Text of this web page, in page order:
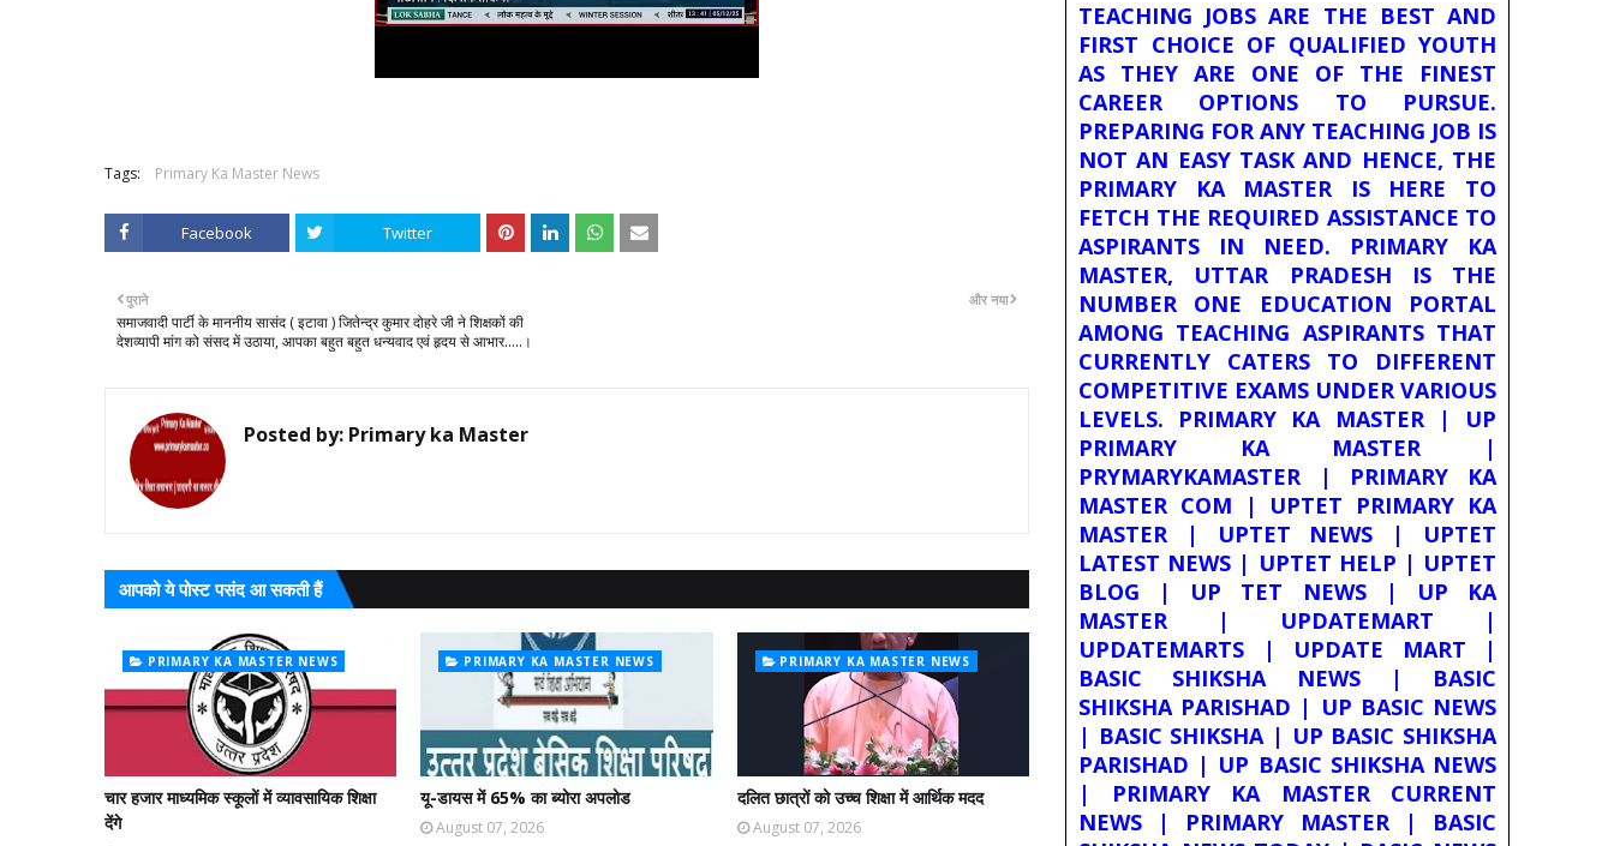
Tags: Primary Ka Master News
Facebook Twitter
और नया
पुराने
समाजवादी पार्टी के माननीय सासंद ( इटावा ) जितेन्द्र कुमार दोहरे जी ने शिक्षकों की
देशव्यापी मांग को संसद में उठाया, आपका बहुत बहुत धन्यवाद एवं हृदय से आभार.....।
Posted by: Primary ka Master
आपको ये पोस्ट पसंद आ सकती हैं
PRIMARY KA MASTER NEWS
चार हजार माध्यमिक स्कूलों में व्यावसायिक शिक्षा
देंगे
PRIMARY KA MASTER NEWS
यू-डायस में 65% का ब्योरा अपलोड
August 07, 2026
PRIMARY KA MASTER NEWS
दलित छात्रों को उच्च शिक्षा में आर्थिक मदद
August 07, 2026
TEACHING JOBS ARE THE BEST AND
FIRST CHOICE OF QUALIFIED YOUTH
AS THEY ARE ONE OF THE FINEST
CAREER OPTIONS TO PURSUE.
PREPARING FOR ANY TEACHING JOB IS
NOT AN EASY TASK AND HENCE, THE
PRIMARY KA MASTER IS HERE TO
FETCH THE REQUIRED ASSISTANCE TO
ASPIRANTS IN NEED. PRIMARY KA
MASTER, UTTAR PRADESH IS THE
NUMBER ONE EDUCATION PORTAL
AMONG TEACHING ASPIRANTS THAT
CURRENTLY CATERS TO DIFFERENT
COMPETITIVE EXAMS UNDER VARIOUS
LEVELS. PRIMARY KA MASTER | UP
PRIMARY KA MASTER |
PRYMARYKAMASTER | PRIMARY KA
MASTER COM | UPTET PRIMARY KA
MASTER | UPTET NEWS | UPTET
LATEST NEWS | UPTET HELP | UPTET
BLOG | UP TET NEWS | UP KA
MASTER | UPDATEMART |
UPDATEMARTS | UPDATE MART |
BASIC SHIKSHA NEWS | BASIC
SHIKSHA PARISHAD | UP BASIC NEWS
| BASIC SHIKSHA | UP BASIC SHIKSHA
PARISHAD | UP BASIC SHIKSHA NEWS
| PRIMARY KA MASTER CURRENT
NEWS | PRIMARY MASTER | BASIC